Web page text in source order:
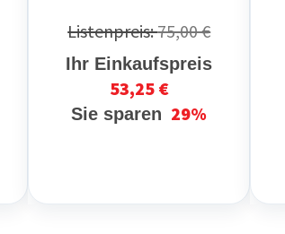
Listenpreis:75,00 €
Ihr Einkaufspreis
53,25 €
Sie sparen 29%